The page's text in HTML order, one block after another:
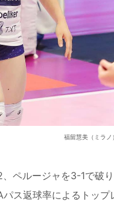
福留慧美（ミラ
、ペルージャを3-1で破り
パス返球率によるトップ